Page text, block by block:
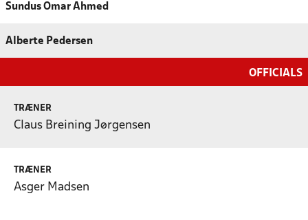
Sundus Omar Ahmed
Alberte Pedersen
OFFICIALS
TRÆNER
Claus Breining Jørgensen
TRÆNER
Asger Madsen